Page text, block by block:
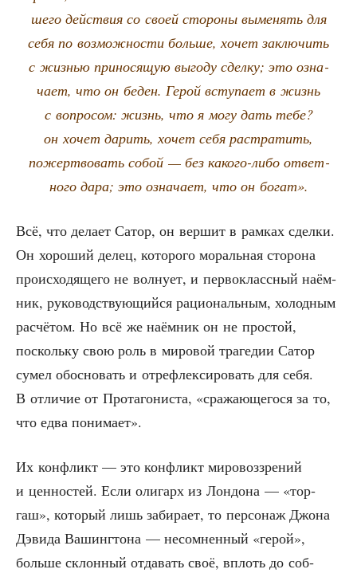
ше­го дей­ствия со сво­ей сто­ро­ны выме­нять для
себя по воз­мож­но­сти боль­ше, хочет заклю­чить
с жиз­нью при­но­ся­щую выго­ду сдел­ку; это озна­
ча­ет, что он беден. Герой всту­па­ет в жизнь
с вопро­сом: жизнь, что я могу дать тебе?
он хочет дарить, хочет себя рас­тра­тить,
пожерт­во­вать собой — без како­го-либо ответ­
но­го дара; это озна­ча­ет, что он богат».
Всё, что дела­ет Сатор, он вер­шит в рам­ках сдел­ки.
Он хоро­ший делец, кото­ро­го мораль­ная сто­ро­на
про­ис­хо­дя­ще­го не вол­ну­ет, и пер­во­класс­ный наём­
ник, руко­вод­ству­ю­щий­ся раци­о­наль­ным, холод­ным
рас­чё­том. Но всё же наём­ник он не про­стой,
посколь­ку свою роль в миро­вой тра­ге­дии Сатор
сумел обос­но­вать и отре­флек­си­ро­вать для себя.
В отли­чие от Про­та­го­ни­ста, «сра­жа­ю­ще­го­ся за то,
что едва понимает».
Их кон­фликт — это кон­фликт миро­воз­зре­ний
и цен­но­стей. Если оли­гарх из Лон­до­на — «тор­
гаш», кото­рый лишь заби­ра­ет, то пер­со­наж Джо­на
Дэви­да Вашинг­то­на — несо­мнен­ный «герой»,
боль­ше склон­ный отда­вать своё, вплоть до соб­